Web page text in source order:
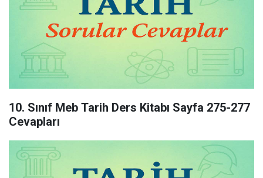
10. Sınıf Meb Tarih Ders Kitabı Sayfa 275-277
Cevapları